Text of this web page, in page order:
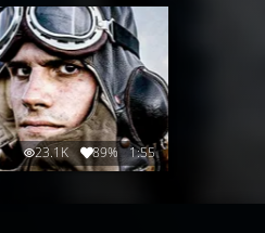
23.1K 89% 1:55